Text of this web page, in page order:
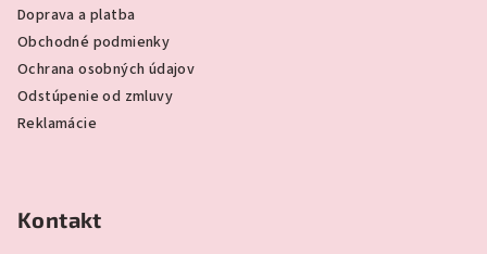
Doprava a platba
Obchodné podmienky
Ochrana osobných údajov
Odstúpenie od zmluvy
Reklamácie
Kontakt